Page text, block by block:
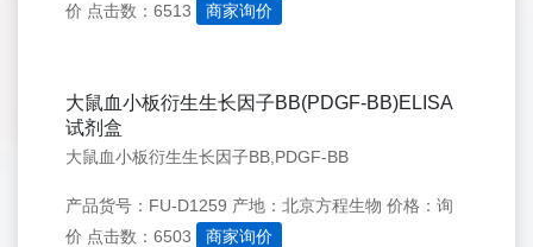
价 点击数：6513 商家询价
大鼠血小板衍生生长因子BB(PDGF-BB)ELISA
试剂盒
大鼠血小板衍生生长因子BB,PDGF-BB
产品货号：FU-D1259 产地：北京方程生物 价格：询
价 点击数：6503 商家询价